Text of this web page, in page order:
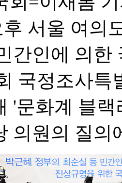
서울 여의
간인에 의한
국정조사특
'문화계 블
의원의 질의